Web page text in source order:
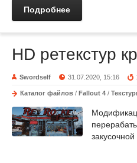
Подробнее
HD ретекстур
Swordself 31.07.2020, 15:16
Каталог файлов / Fallout 4 /